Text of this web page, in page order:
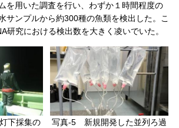
を用いた調査を行い、わずか１時間程度の
サンプルから約300種の魚類を検出した。こ
研究における検出数を大きく凌いでいた。
下採集の
写真-5 新規開発した並列ろ過